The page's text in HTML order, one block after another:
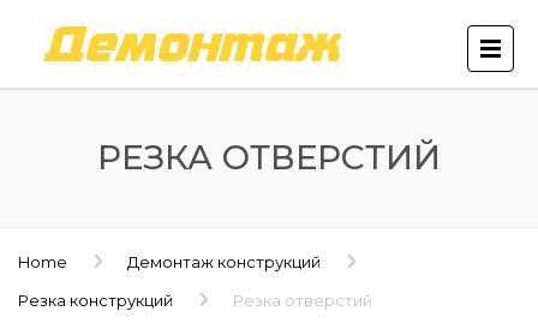
РЕЗКА ОТВЕРСТИЙ
Home
Демонтаж конструкций
Резка конструкций
Резка отверстий